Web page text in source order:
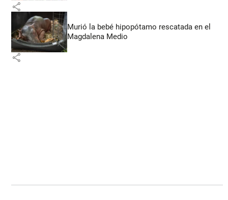
share
Murió la bebé hipopótamo rescatada en el
Magdalena Medio
share